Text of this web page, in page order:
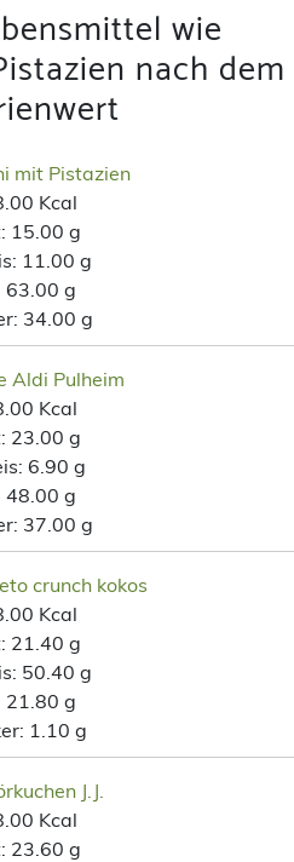
wie
nach dem
mit Pistazien
Kcal
15.00 g
11.00 g
63.00 g
34.00 g
Aldi Pulheim
Kcal
23.00 g
6.90 g
48.00 g
37.00 g
crunch kokos
Kcal
21.40 g
50.40 g
21.80 g
1.10 g
J.J.
Kcal
23.60 g